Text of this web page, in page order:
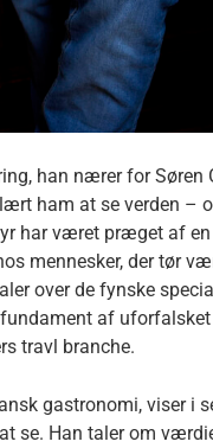
han nærer for Søren
ham at se verden –
har været præget af
mennesker, der tør
over de fynske
af
travl branche.
gastronomi, viser i
se. Han taler om